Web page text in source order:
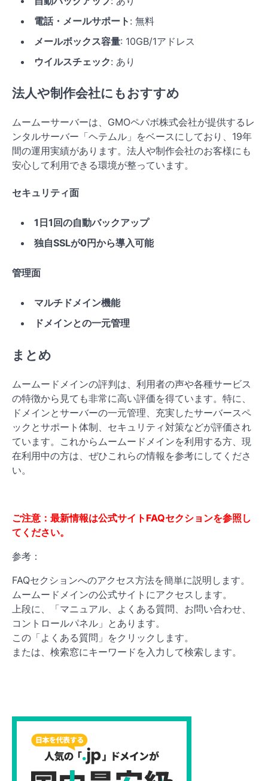
電話・メールサポート : 無料
メールボックス容量: 10GB/1アドレス
ウイルスチェック: あり
法人や制作会社にもおすすめ
ムームーサーバーは、GMOペパボ株式会社が提供するレ
ンタルサーバー「ヘテムル」をベースにしており、19年
間の運用実績があります。法人や制作会社のお客様にも
安心して利用できる環境が整っています。
セキュリティ面
1日1回の自動バックアップ
独自SSLが0円から導入可能
管理面
マルチドメイン機能
ドメインとの一元管理
まとめ
ムームードメインの評判は、利用者の声や各種サービス
の特徴から見ても非常に高い評価を得ています。特に、
ドメインとサーバーの一元管理、充実したサーバースペ
ックとサポート体制、セキュリティ対策などが評価され
ています。これからムームードメインを利用する方、現
在利用中の方は、ぜひこれらの情報を参考にしてくださ
い。
ご注意：最新情報は公式サイトFAQセクションを参照し
てください。
参考：
FAQセクションへのアクセス方法を簡単に説明します。
ムームードメインの公式サイトにアクセスします。
上段に、「マニュアル、よくある質問、お問い合わせ、
コントロールパネル」とあります。
この「よくある質問」をクリックします。
または、検索窓にキーワードを入力して検索します。